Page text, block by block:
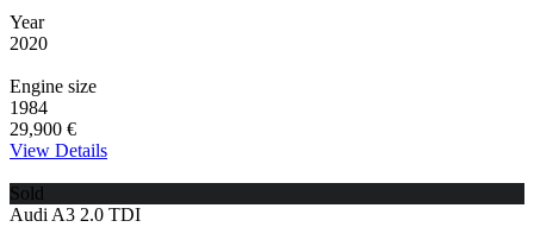
Year
2020
Engine size
1984
29,900 €
View Details
Sold
Audi A3 2.0 TDI